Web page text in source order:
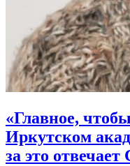
«Главное,
Иркутском
за это